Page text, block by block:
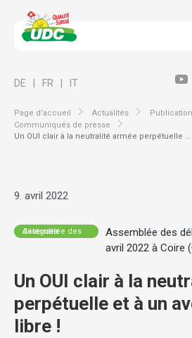
Page d’accueil Actualités
Communiqués de presse
Un OUI clair à la neutralité armée perpétuelle ...
DE FR IT
9. avril 2022
Assemblée des délégués
Assemblée des
avril 2022 à Coire
Un OUI clair à la
perpétuelle et à un
libre !